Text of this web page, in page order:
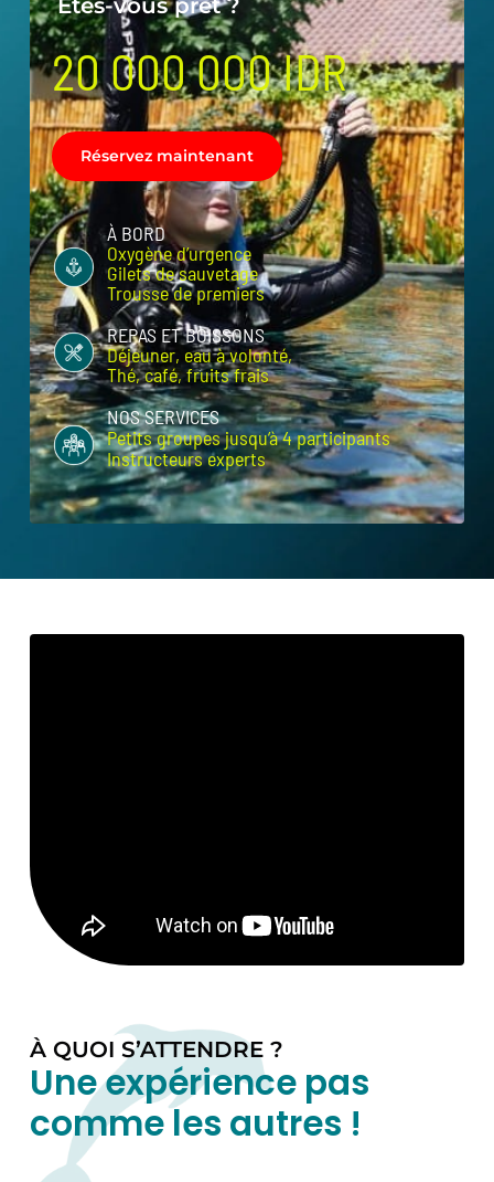
Contact
Français
Êtes-vous prêt ?
20 000 000 IDR
Réservez maintenant
À BORD
Oxygène d’urgence
Gilets de sauvetage
Trousse de premiers
REPAS ET BOISSONS
Déjeuner, eau à volonté,
Thé, café, fruits frais
NOS SERVICES
Petits groupes jusqu’à 4 participants
Instructeurs experts
À QUOI S’ATTENDRE ?
Une expérience pas
comme les autres !